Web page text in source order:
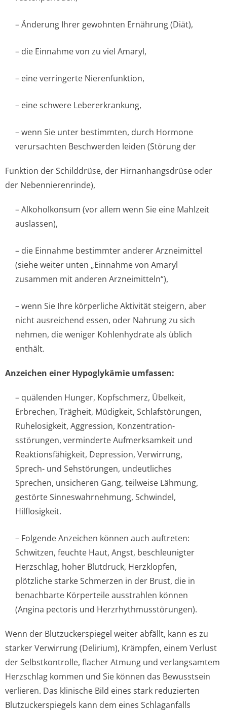
– Änderung Ihrer gewohnten Ernährung (Diät),
– die Einnahme von zu viel Amaryl,
– eine verringerte Nierenfunktion,
– eine schwere Lebererkrankung,
– wenn Sie unter bestimmten, durch Hormone
verursachten Beschwerden leiden (Störung der
Funktion der Schilddrüse, der Hirnanhangsdrüse oder
der Nebennierenrinde),
– Alkoholkonsum (vor allem wenn Sie eine Mahlzeit
auslassen),
– die Einnahme bestimmter anderer Arzneimittel
(siehe weiter unten „Einnahme von Amaryl
zusammen mit anderen Arzneimitteln“),
– wenn Sie Ihre körperliche Aktivität steigern, aber
nicht ausreichend essen, oder Nahrung zu sich
nehmen, die weniger Kohlenhydrate als üblich
enthält.
Anzeichen einer Hypoglykämie umfassen:
– quälenden Hunger, Kopfschmerz, Übelkeit,
Erbrechen, Trägheit, Müdigkeit, Schlafstörungen,
Ruhelosigkeit, Aggression, Konzentration­
sstörungen, verminderte Aufmerksamkeit und
Reaktionsfähigkeit, Depression, Verwirrung,
Sprech- und Sehstörungen, undeutliches
Sprechen, unsicheren Gang, teilweise Lähmung,
gestörte Sinneswahrnehmung, Schwindel,
Hilflosigkeit.
– Folgende Anzeichen können auch auftreten:
Schwitzen, feuchte Haut, Angst, beschleunigter
Herzschlag, hoher Blutdruck, Herzklopfen,
plötzliche starke Schmerzen in der Brust, die in
benachbarte Körperteile ausstrahlen können
(Angina pectoris und Herzrhythmusstörun­gen).
Wenn der Blutzuckerspiegel weiter abfällt, kann es zu
starker Verwirrung (Delirium), Krämpfen, einem Verlust
der Selbstkontrolle, flacher Atmung und verlangsamtem
Herzschlag kommen und Sie können das Bewusstsein
verlieren. Das klinische Bild eines stark reduzierten
Blutzuckerspiegels kann dem eines Schlaganfalls